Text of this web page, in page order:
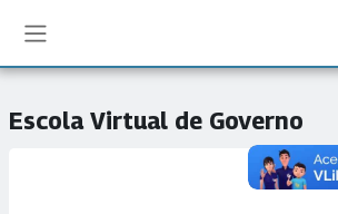
Escola Virtual de Governo